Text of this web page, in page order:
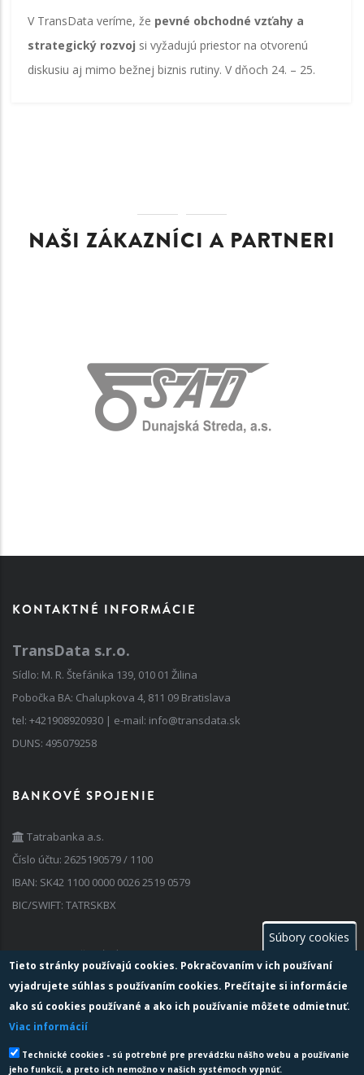
V TransData veríme, že pevné obchodné vzťahy a
strategický rozvoj si vyžadujú priestor na otvorenú
diskusiu aj mimo bežnej biznis rutiny. V dňoch 24. – 25.
NAŠI ZÁKAZNÍCI A PARTNERI
KONTAKTNÉ INFORMÁCIE
TransData s.r.o.
Sídlo: M. R. Štefánika 139, 010 01 Žilina
Pobočka BA: Chalupkova 4, 811 09 Bratislava
tel: +421908920930 | e-mail: info@transdata.sk
DUNS: 495079258
BANKOVÉ SPOJENIE
Tatrabanka a.s.
Číslo účtu: 2625190579 / 1100
IBAN: SK42 1100 0000 0026 2519 0579
BIC/SWIFT: TATRSKBX
FAKTURAČNÉ ÚDAJE
IČO: 35 741 236
IČ DPH: SK 202 024 2763
Zapísaný v obchodnom registri: vedenom Okresným súdom Žilina,
oddiel: Sro, vložka č: 69536/L
Súbory cookies
Tieto stránky používajú cookies. Pokračovaním v ich používaní
vyjadrujete súhlas s používaním cookies. Prečítajte si informácie
ako sú cookies používané a ako ich používanie môžete odmietnuť.
Viac informácií
Technické cookies - sú potrebné pre prevádzku nášho webu a používanie
jeho funkcií, a preto ich nemožno v našich systémoch vypnúť.